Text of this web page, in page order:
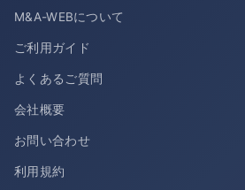
M&A-WEBについて
ご利用ガイド
よくあるご質問
会社概要
お問い合わせ
利用規約